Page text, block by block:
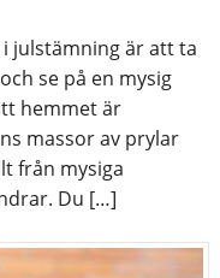
julstämning är att ta
se på en mysig
hemmet är
massor av prylar
från mysiga
Du […]